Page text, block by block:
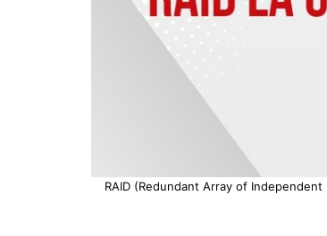
RAID (Redundant Array of